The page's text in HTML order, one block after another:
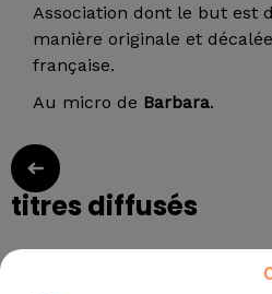
Association dont le but est
manière originale et
française.
Au micro de Barbara.
titres diffusés